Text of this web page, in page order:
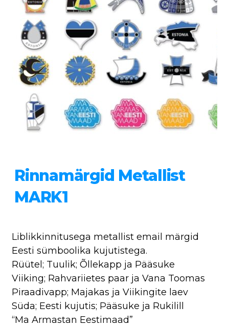
Rinnamärgid Metallist
MARK1
Liblikkinnitusega metallist email märgid
Eesti sümboolika kujutistega.
Rüütel; Tuulik; Õllekapp ja Pääsuke
Viiking; Rahvariietes paar ja Vana Toomas
Piraadivapp; Majakas ja Viikingite laev
Süda; Eesti kujutis; Pääsuke ja Rukilill
“Ma Armastan Eestimaad”